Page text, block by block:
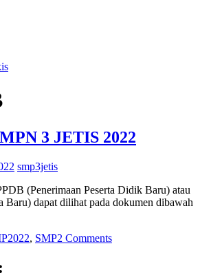
3 JETIS 2022
smp3jetis
(Penerimaan Peserta Didik Baru) atau
Baru) dapat dilihat pada dokumen dibawah
, SMP2 Comments